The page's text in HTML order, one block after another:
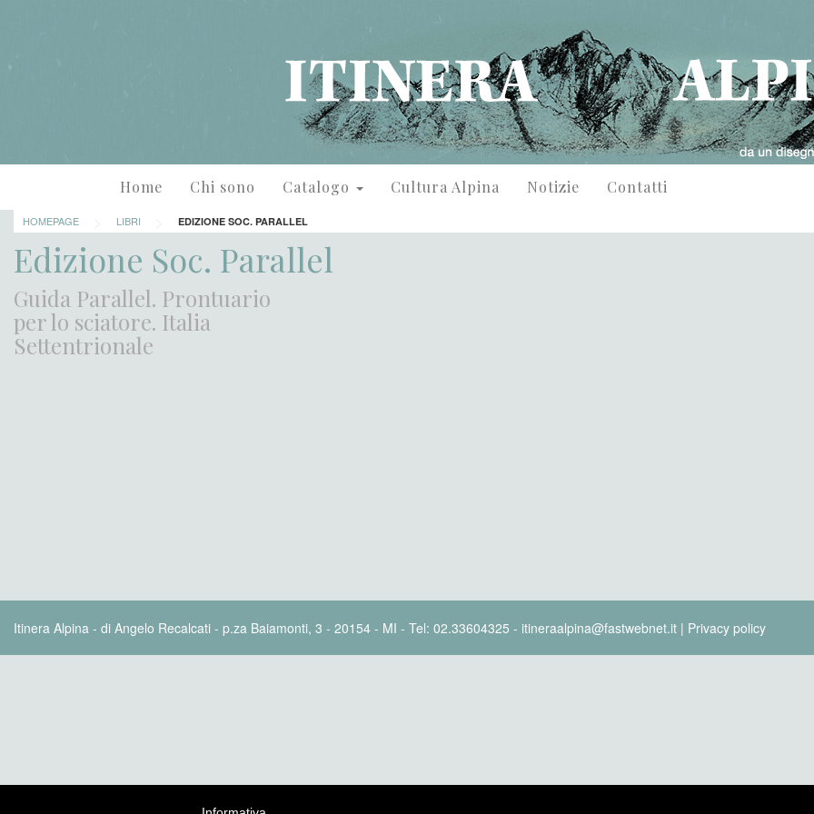
Home Chi sono Catalogo Cultura Alpina Notizie Contatti
HOMEPAGE LIBRI EDIZIONE SOC. PARALLEL
Edizione Soc. Parallel
Guida Parallel. Prontuario
per lo sciatore. Italia
Settentrionale
Itinera Alpina - di Angelo Recalcati - p.za Baiamonti, 3 - 20154 - MI - Tel: 02.33604325 - itineraalpina@fastwebnet.it | Privacy policy